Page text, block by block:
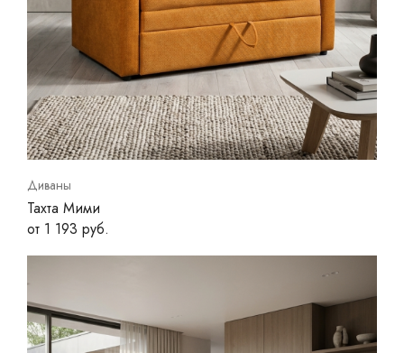
Диваны
Тахта Мими
от 1 193 руб.